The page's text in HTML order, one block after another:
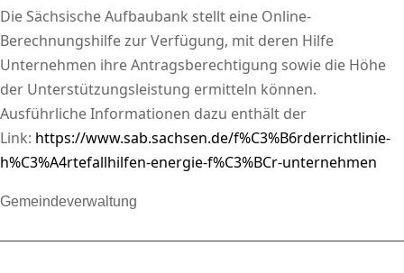
Die Sächsische Aufbaubank stellt eine Online-
Berechnungshilfe zur Verfügung, mit deren Hilfe
Unternehmen ihre Antragsberechtigung sowie die Höhe
der Unterstützungsleistung ermitteln können.
Ausführliche Informationen dazu enthält der
Link: https://www.sab.sachsen.de/f%C3%B6rderrichtlinie-
h%C3%A4rtefallhilfen-energie-f%C3%BCr-unternehmen
Gemeindeverwaltung